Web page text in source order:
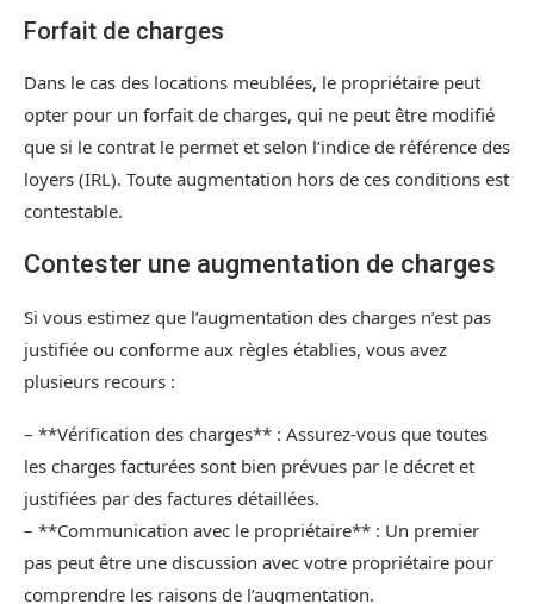
Forfait de charges
Dans le cas des locations meublées, le propriétaire peut
opter pour un forfait de charges, qui ne peut être modifié
que si le contrat le permet et selon l’indice de référence des
loyers (IRL). Toute augmentation hors de ces conditions est
contestable.
Contester une augmentation de charges
Si vous estimez que l’augmentation des charges n’est pas
justifiée ou conforme aux règles établies, vous avez
plusieurs recours :
– **Vérification des charges** : Assurez-vous que toutes
les charges facturées sont bien prévues par le décret et
justifiées par des factures détaillées.
– **Communication avec le propriétaire** : Un premier
pas peut être une discussion avec votre propriétaire pour
comprendre les raisons de l’augmentation.